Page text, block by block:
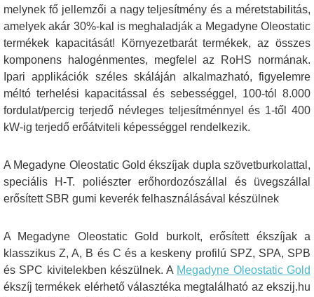
melynek fő jellemzői a nagy teljesítmény és a méretstabilitás,
amelyek akár 30%-kal is meghaladják a Megadyne Oleostatic
termékek kapacitását! Környezetbarát termékek, az összes
komponens halogénmentes, megfelel az RoHS normának.
Ipari applikációk széles skáláján alkalmazható, figyelemre
méltó terhelési kapacitással és sebességgel, 100-tól 8.000
fordulat/percig terjedő névleges teljesítménnyel és 1-től 400
kW-ig terjedő erőátviteli képességgel rendelkezik.
A Megadyne Oleostatic Gold ékszíjak dupla szövetburkolattal,
speciális H-T. poliészter erőhordozószállal és üvegszállal
erősített SBR gumi keverék felhasználásával készülnek
A Megadyne Oleostatic Gold burkolt, erősített ékszíjak a
klasszikus Z, A, B és C és a keskeny profilú SPZ, SPA, SPB
és SPC kivitelekben készülnek. A Megadyne Oleostatic Gold
ékszíj termékek elérhető választéka megtalálható az ekszij.hu